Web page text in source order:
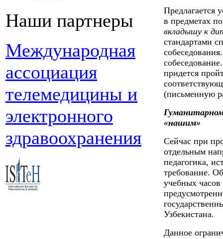
Наши партнеры
Международная
ассоциация
телемедицины и
электронного
здравоохранения
Предлагается
в предметах
вкладышу к
стандартами
придется
(письменную
«нашим»
Сейчас при
отдельным
педагогика,
требование.
учебных часов
Узбекистана.
Данное